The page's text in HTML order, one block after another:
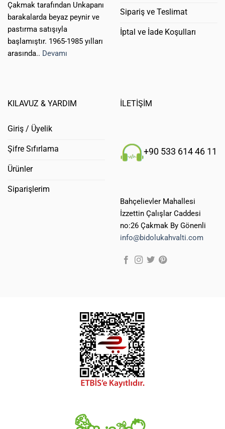
Çakmak tarafından Unkapanı
barakalarda beyaz peynir ve
pastırma satışıyla
başlamıştır. 1965-1985 yılları
arasında.. Devamı
Sipariş ve Teslimat
İptal ve İade Koşulları
KILAVUZ & YARDIM
Giriş / Üyelik
Şifre Sıfırlama
Ürünler
Siparişlerim
İLETİŞİM
+90 533 614 46 11
Bahçelievler Mahallesi
İzzettin Çalışlar Caddesi
no:26 Çakmak By Gönenli
info@bidolukahvalti.com